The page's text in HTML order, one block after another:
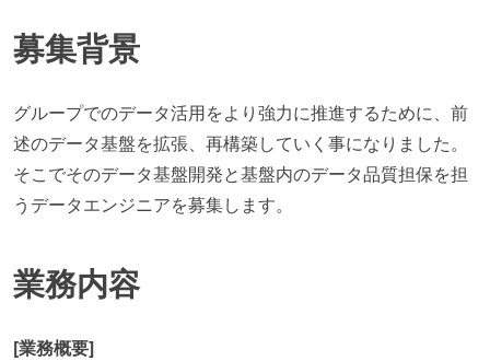
募集背景
グループでのデータ活用をより強力に推進するために、前
述のデータ基盤を拡張、再構築していく事になりました。
そこでそのデータ基盤開発と基盤内のデータ品質担保を担
うデータエンジニアを募集します。
業務内容
[業務概要]